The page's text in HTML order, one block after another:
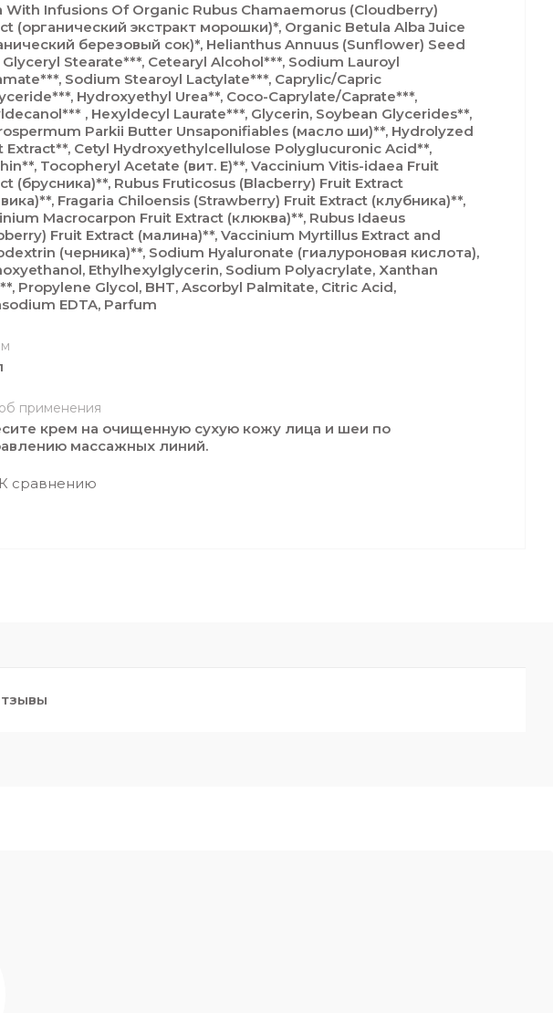
With Infusions Of Organic Rubus Chamaemorus (Cloudberry)
(органический экстракт морошки)*, Organic Betula Alba Juice
березовый сок)*, Helianthus Annuus (Sunflower) Seed
Glyceryl Stearate***, Cetearyl Alcohol***, Sodium Lauroyl
Sodium Stearoyl Lactylate***, Caprylic/Capric
Hydroxyethyl Urea**, Coco-Caprylate/Caprate***,
, Hexyldecyl Laurate***, Glycerin, Soybean Glycerides**,
Parkii Butter Unsaponifiables (масло ши)**, Hydrolyzed
Extract**, Cetyl Hydroxyethylcellulose Polyglucuronic Acid**,
Tocopheryl Acetate (вит. Е)**, Vaccinium Vitis-idaea Fruit
(брусника)**, Rubus Fruticosus (Blacberry) Fruit Extract
Fragaria Chiloensis (Strawberry) Fruit Extract (клубника)**,
Macrocarpon Fruit Extract (клюква)**, Rubus Idaeus
Fruit Extract (малина)**, Vaccinium Myrtillus Еxtract and
(черника)**, Sodium Hyaluronate (гиалуроновая кислота),
Ethylhexylglycerin, Sodium Polyacrylate, Xanthan
Propylene Glycol, BHT, Ascorbyl Palmitate, Citric Acid,
EDTA, Parfum
применения
крем на очищенную сухую кожу лица и шеи по
массажных линий.
К сравнению